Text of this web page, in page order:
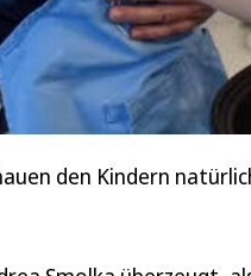
den Kindern